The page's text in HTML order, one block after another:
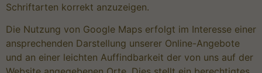
Schriftarten korrekt anzuzeigen.
Die Nutzung von Google Maps erfolgt im Interesse einer
ansprechenden Darstellung unserer Online-Angebote
und an einer leichten Auffindbarkeit der von uns auf der